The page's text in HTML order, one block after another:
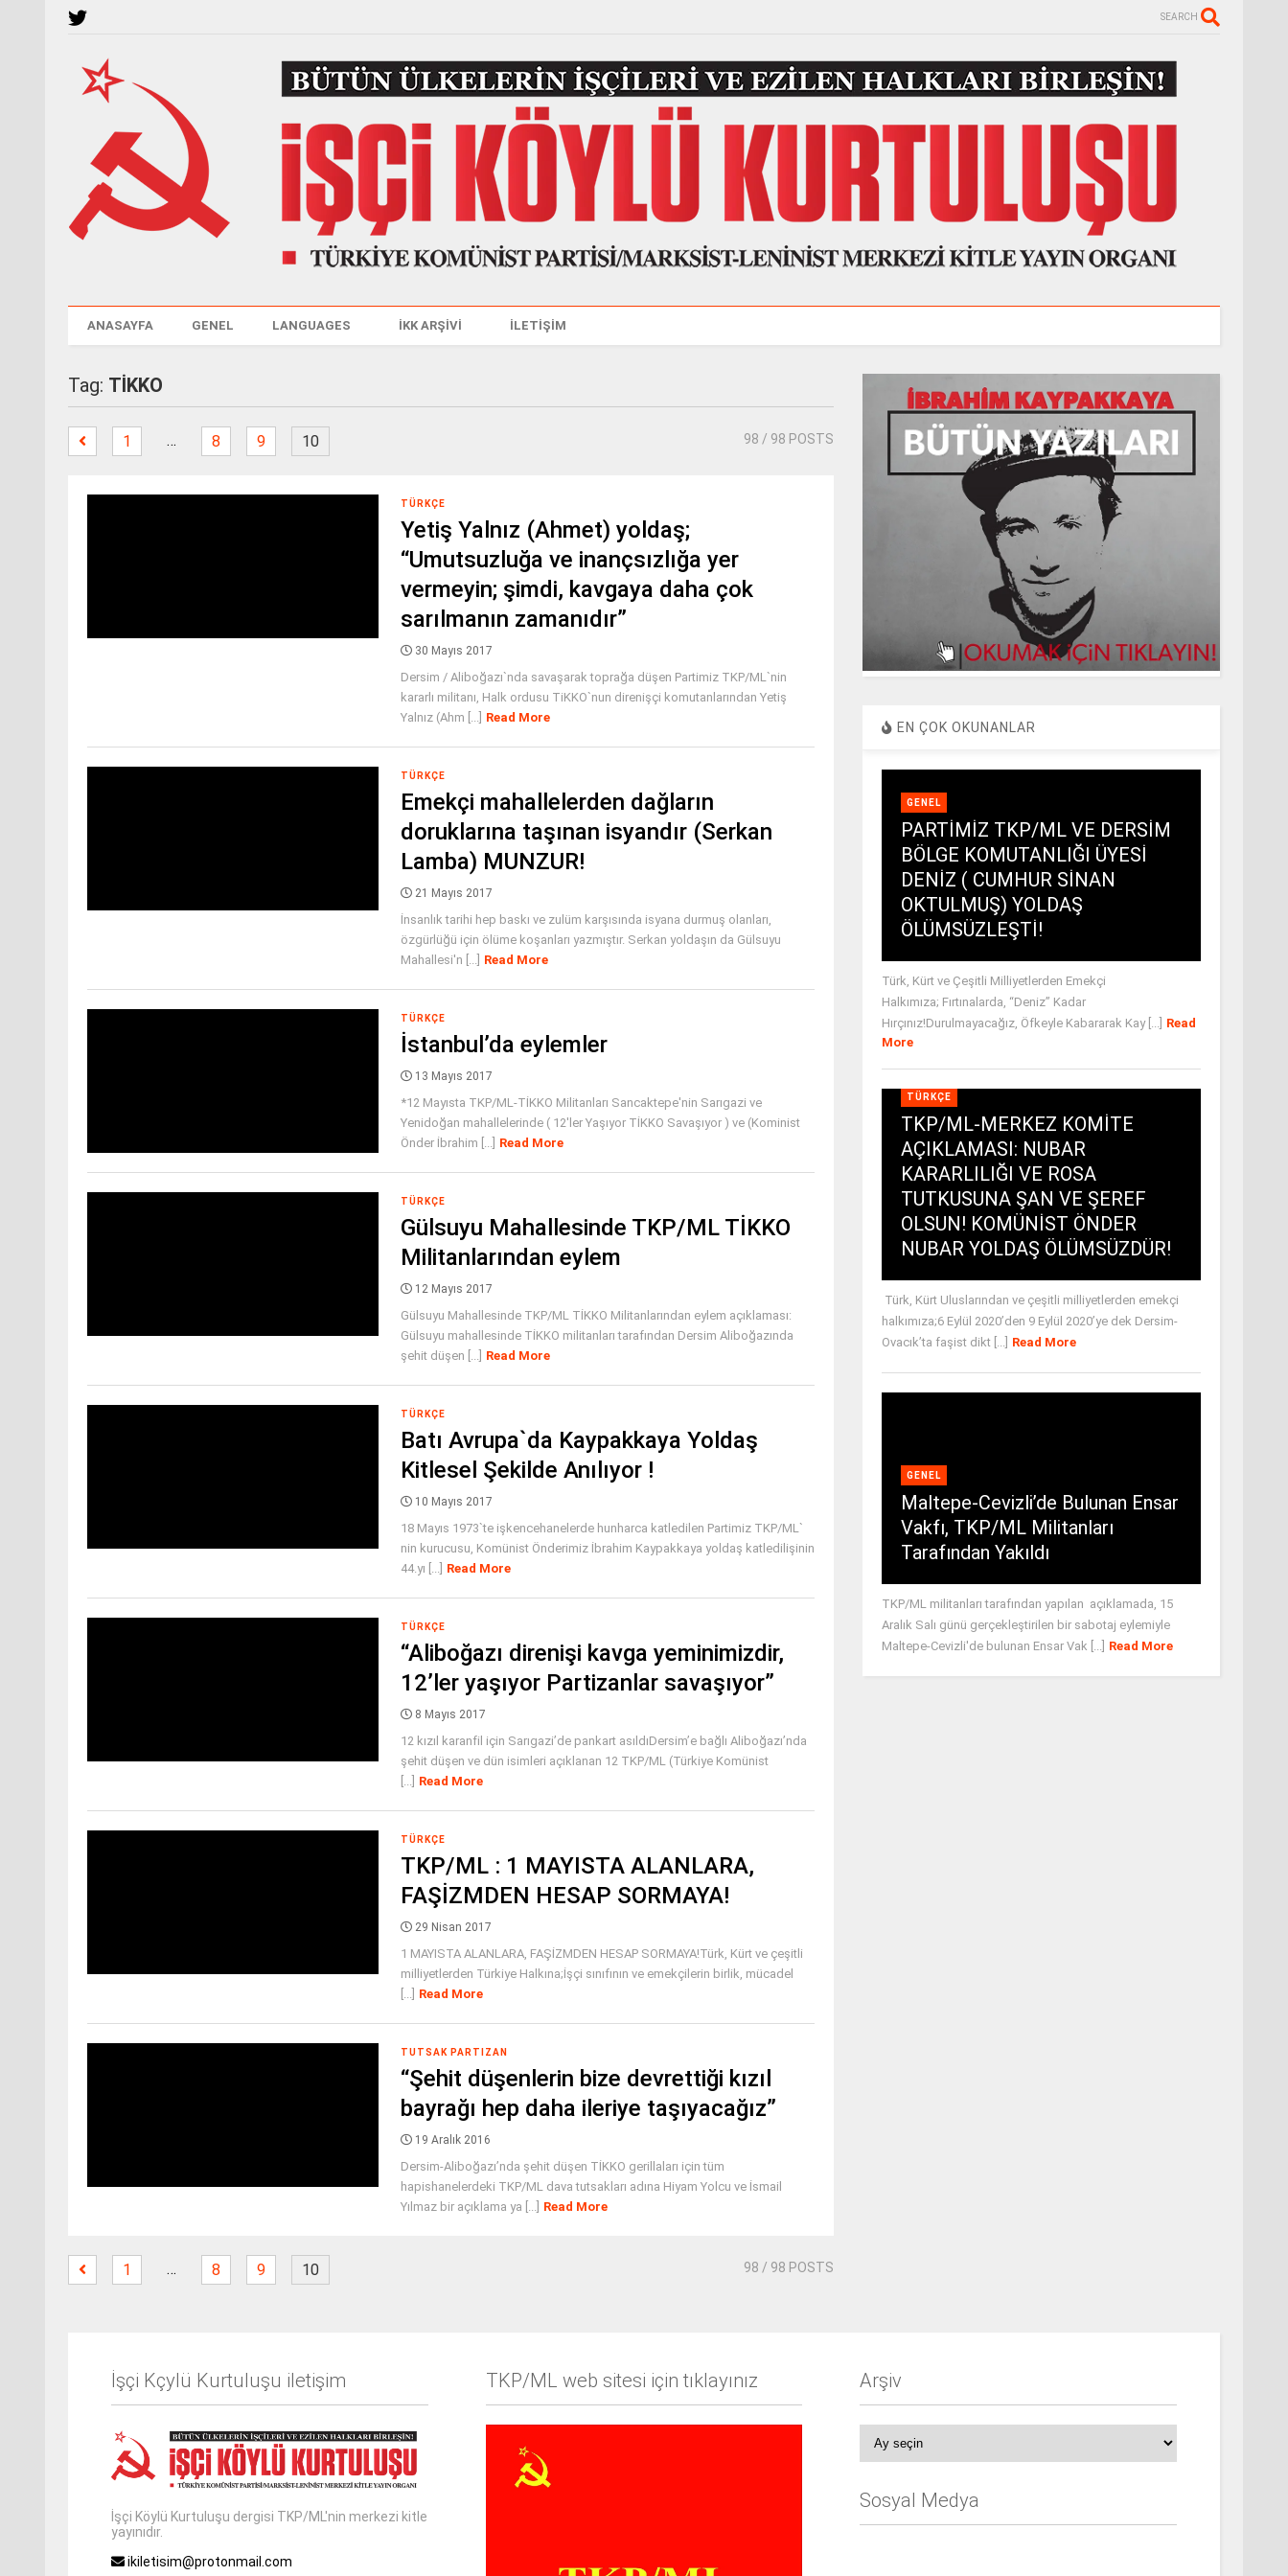
SEARCH
ANASAYFA GENEL LANGUAGES İKK ARŞİVİ İLETİŞİM
Tag: TİKKO
1 … 8 9 10 98 / 98 POSTS
TÜRKÇE
Yetiş Yalnız (Ahmet) yoldaş;
“Umutsuzluğa ve inançsızlığa yer
vermeyin; şimdi, kavgaya daha çok
sarılmanın zamanıdır”
30 Mayıs 2017
Dersim / Aliboğazı`nda savaşarak toprağa düşen Partimiz TKP/ML`nin
kararlı militanı, Halk ordusu TiKKO`nun direnişçi komutanlarından Yetiş
Yalnız (Ahm [...] Read More
TÜRKÇE
Emekçi mahallelerden dağların
doruklarına taşınan isyandır (Serkan
Lamba) MUNZUR!
21 Mayıs 2017
İnsanlık tarihi hep baskı ve zulüm karşısında isyana durmuş olanları,
özgürlüğü için ölüme koşanları yazmıştır. Serkan yoldaşın da Gülsuyu
Mahallesi'n [...] Read More
TÜRKÇE
İstanbul’da eylemler
13 Mayıs 2017
*12 Mayısta TKP/ML-TİKKO Militanları Sancaktepe'nin Sarıgazi ve
Yenidoğan mahallelerinde ( 12'ler Yaşıyor TİKKO Savaşıyor ) ve (Kominist
Önder İbrahim [...] Read More
TÜRKÇE
Gülsuyu Mahallesinde TKP/ML TİKKO
Militanlarından eylem
12 Mayıs 2017
Gülsuyu Mahallesinde TKP/ML TİKKO Militanlarından eylem açıklaması:
Gülsuyu mahallesinde TİKKO militanları tarafından Dersim Aliboğazında
şehit düşen [...] Read More
TÜRKÇE
Batı Avrupa`da Kaypakkaya Yoldaş
Kitlesel Şekilde Anılıyor !
10 Mayıs 2017
18 Mayıs 1973`te işkencehanelerde hunharca katledilen Partimiz TKP/ML`
nin kurucusu, Komünist Önderimiz İbrahim Kaypakkaya yoldaş katledilişinin
44.yı [...] Read More
TÜRKÇE
“Aliboğazı direnişi kavga yeminimizdir,
12’ler yaşıyor Partizanlar savaşıyor”
8 Mayıs 2017
12 kızıl karanfil için Sarıgazi’de pankart asıldıDersim’e bağlı Aliboğazı’nda
şehit düşen ve dün isimleri açıklanan 12 TKP/ML (Türkiye Komünist
[...] Read More
TÜRKÇE
TKP/ML : 1 MAYISTA ALANLARA,
FAŞİZMDEN HESAP SORMAYA!
29 Nisan 2017
1 MAYISTA ALANLARA, FAŞİZMDEN HESAP SORMAYA!Türk, Kürt ve çeşitli
milliyetlerden Türkiye Halkına;İşçi sınıfının ve emekçilerin birlik, mücadel
[...] Read More
TUTSAK PARTIZAN
“Şehit düşenlerin bize devrettiği kızıl
bayrağı hep daha ileriye taşıyacağız”
19 Aralık 2016
Dersim-Aliboğazı’nda şehit düşen TİKKO gerillaları için tüm
hapishanelerdeki TKP/ML dava tutsakları adına Hiyam Yolcu ve İsmail
Yılmaz bir açıklama ya [...] Read More
1 … 8 9 10 98 / 98 POSTS
EN ÇOK OKUNANLAR
GENEL
PARTİMİZ TKP/ML VE DERSİM
BÖLGE KOMUTANLIĞI ÜYESİ
DENİZ ( CUMHUR SİNAN
OKTULMUŞ) YOLDAŞ
ÖLÜMSÜZLEŞTİ!
Türk, Kürt ve Çeşitli Milliyetlerden Emekçi
Halkımıza; Fırtınalarda, “Deniz” Kadar
Hırçınız!Durulmayacağız, Öfkeyle Kabararak Kay [...] Read
More
TÜRKÇE
TKP/ML-MERKEZ KOMİTE
AÇIKLAMASI: NUBAR
KARARLILIĞI VE ROSA
TUTKUSUNA ŞAN VE ŞEREF
OLSUN! KOMÜNİST ÖNDER
NUBAR YOLDAŞ ÖLÜMSÜZDÜR!
Türk, Kürt Uluslarından ve çeşitli milliyetlerden emekçi
halkımıza;6 Eylül 2020’den 9 Eylül 2020’ye dek Dersim-
Ovacık’ta faşist dikt [...] Read More
GENEL
Maltepe-Cevizli’de Bulunan Ensar
Vakfı, TKP/ML Militanları
Tarafından Yakıldı
TKP/ML militanları tarafından yapılan açıklamada, 15
Aralık Salı günü gerçekleştirilen bir sabotaj eylemiyle
Maltepe-Cevizli'de bulunan Ensar Vak [...] Read More
İşçi Kçylü Kurtuluşu iletişim
İşçi Köylü Kurtuluşu dergisi TKP/ML'nin merkezi kitle
yayınıdır.
ikiletisim@protonmail.com
TKP/ML web sitesi için tıklayınız Arşiv
Sosyal Medya